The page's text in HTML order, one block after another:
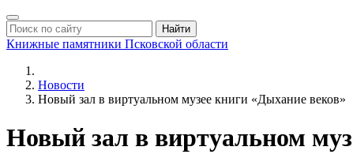
Найти
Книжные памятники Псковской области
Новости
Новый зал в виртуальном музее книги «Дыхание веков»
Новый зал в виртуальном